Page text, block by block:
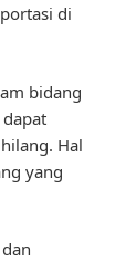
di
bidang
dapat
Hal
yang